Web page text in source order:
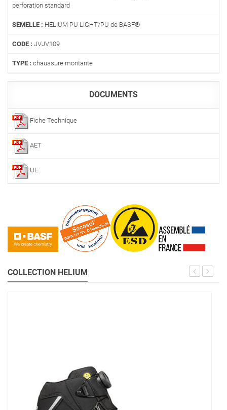
perforation standard
SEMELLE : HELIUM PU LIGHT/PU de BASF®
CODE : JVJV109
TYPE : chaussure montante
DOCUMENTS
Fiche Technique
AET
UE
COLLECTION HELIUM